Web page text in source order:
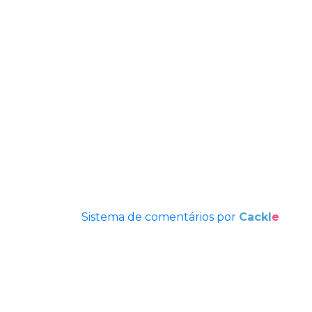
Sistema de comentários por Cackl e